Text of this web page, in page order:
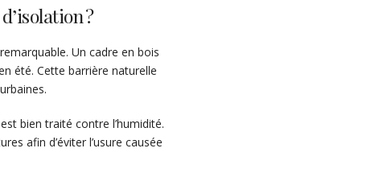
?
remarquable. Un cadre en bois
été. Cette barrière naturelle
bien traité contre l’humidité.
afin d’éviter l’usure causée